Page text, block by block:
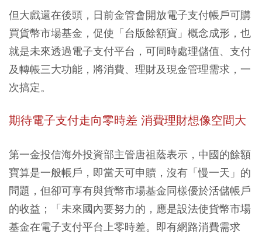
但大戲還在後頭，日前金管會開放電子支付帳戶可購
買貨幣市場基金，促使「台版餘額寶」概念成形，也
就是未來透過電子支付平台，可同時處理儲值、支付
及轉帳三大功能，將消費、理財及現金管理需求，一
次搞定。
期待電子支付走向零時差 消費理財想像空間大
第一金投信海外投資部主管唐祖蔭表示，中國的餘額
寶算是一般帳戶，即當天可申贖，沒有「慢一天」的
問題，但卻可享有與貨幣市場基金同樣優於活儲帳戶
的收益；「未來國內要努力的，應是設法使貨幣市場
基金在電子支付平台上零時差。即有網路消費需求